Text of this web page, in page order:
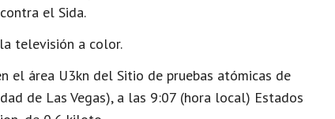
el Sida.
televisión a color.
el área U3kn del Sitio de pruebas atómicas de
de Las Vegas), a las 9:07 (hora local) Estados